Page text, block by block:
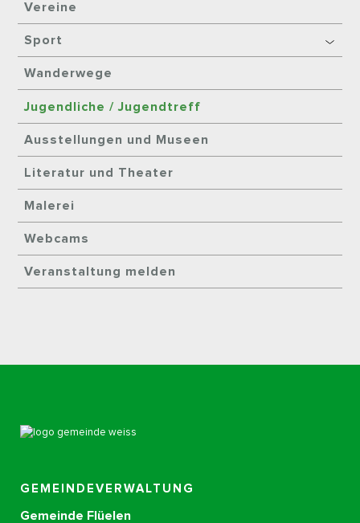
Vereine
Sport
Wanderwege
Jugendliche / Jugendtreff
Ausstellungen und Museen
Literatur und Theater
Malerei
Webcams
Veranstaltung melden
GEMEINDEVERWALTUNG
Gemeinde Flüelen